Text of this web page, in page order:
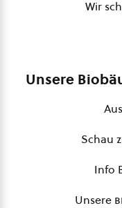
Wir
Unsere
Schau
Info
Unsere